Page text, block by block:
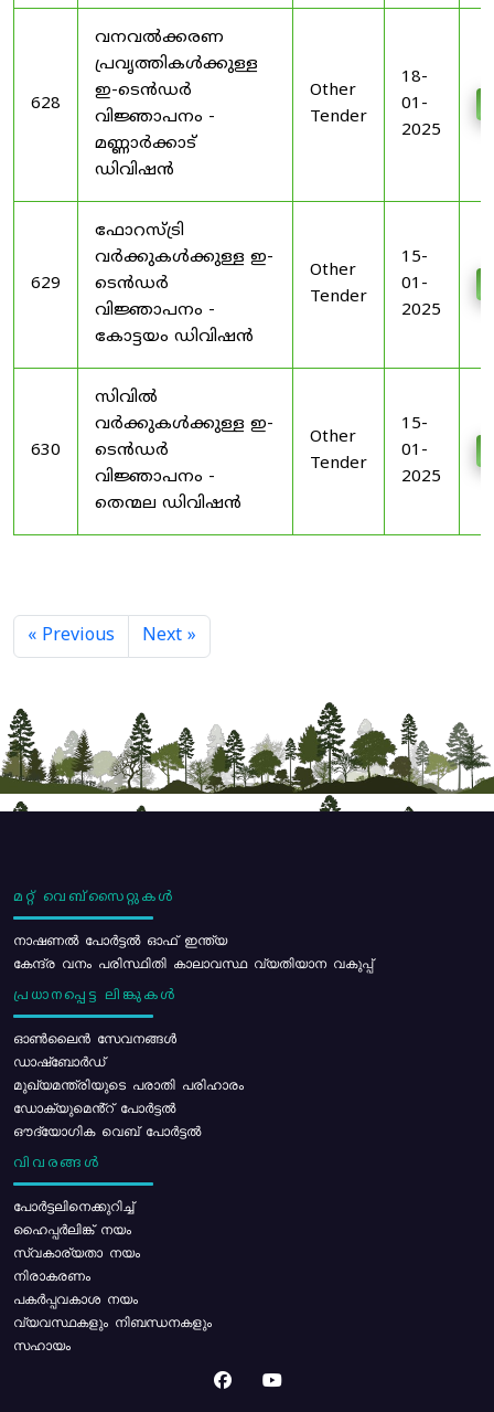
628
വനവൽക്കരണ
പ്രവൃത്തികൾക്കുള്ള
ഇ-ടെൻഡർ
വിജ്ഞാപനം -
മണ്ണാർക്കാട്
ഡിവിഷൻ
Other
Tender
18-
01-
2025
629
ഫോറസ്ട്രി
വർക്കുകൾക്കുള്ള ഇ-
ടെൻഡർ
വിജ്ഞാപനം -
കോട്ടയം ഡിവിഷൻ
Other
Tender
15-
01-
2025
630
സിവിൽ
വർക്കുകൾക്കുള്ള ഇ-
ടെൻഡർ
വിജ്ഞാപനം -
തെന്മല ഡിവിഷൻ
Other
Tender
15-
01-
2025
« Previous Next »
മറ്റ് വെബ്സൈറ്റുകൾ
നാഷണൽ പോർട്ടൽ ഓഫ് ഇന്ത്യ
കേന്ദ്ര വനം പരിസ്ഥിതി കാലാവസ്ഥ വ്യതിയാന വകുപ്പ്
പ്രധാനപ്പെട്ട ലിങ്കുകൾ
ഓൺലൈൻ സേവനങ്ങൾ
ഡാഷ്ബോർഡ്
മുഖ്യമന്ത്രിയുടെ പരാതി പരിഹാരം
ഡോക്യുമെൻ്റ് പോർട്ടൽ
ഔദ്യോഗിക വെബ് പോർട്ടൽ
വിവരങ്ങൾ
പോര്‍ട്ടലിനെക്കുറിച്ച്
ഹൈപ്പർലിങ്ക് നയം
സ്വകാര്യതാ നയം
നിരാകരണം
പകർപ്പവകാശ നയം
വ്യവസ്ഥകളും നിബന്ധനകളും
സഹായം